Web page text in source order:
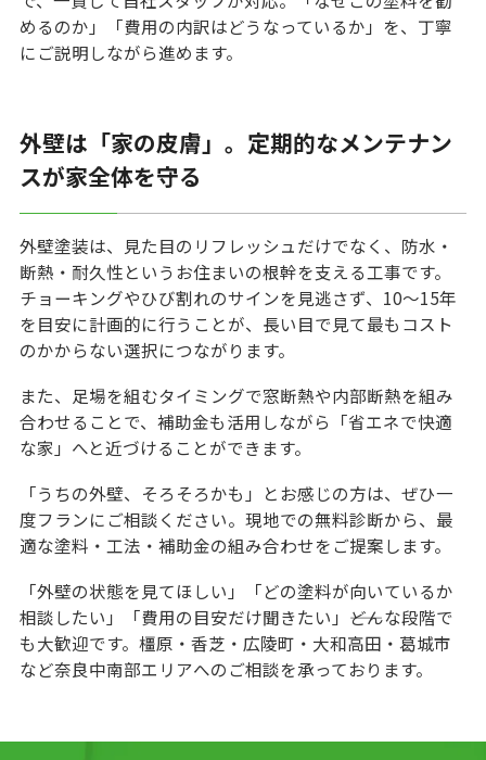
めるのか」「費用の内訳はどうなっているか」を、丁寧
にご説明しながら進めます。
外壁は「家の皮膚」。定期的なメンテナン
スが家全体を守る
外壁塗装は、見た目のリフレッシュだけでなく、防水・
断熱・耐久性というお住まいの根幹を支える工事です。
チョーキングやひび割れのサインを見逃さず、10〜15年
を目安に計画的に行うことが、長い目で見て最もコスト
のかからない選択につながります。
また、足場を組むタイミングで窓断熱や内部断熱を組み
合わせることで、補助金も活用しながら「省エネで快適
な家」へと近づけることができます。
「うちの外壁、そろそろかも」とお感じの方は、ぜひ一
度フランにご相談ください。現地での無料診断から、最
適な塗料・工法・補助金の組み合わせをご提案します。
「外壁の状態を見てほしい」「どの塗料が向いているか
相談したい」「費用の目安だけ聞きたい」――どんな段階で
も大歓迎です。橿原・香芝・広陵町・大和高田・葛城市
など奈良中南部エリアへのご相談を承っております。